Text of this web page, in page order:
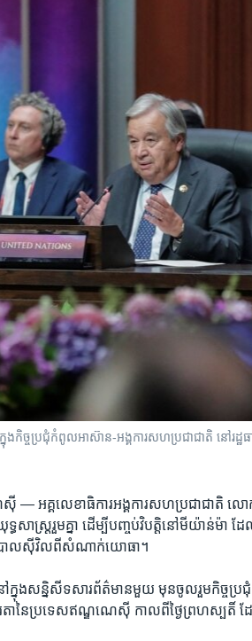
កិច្ចប្រជុំកំពូលអាស៊ាន-អង្គការសហប្រជាជាតិ នៅរដ្ឋ
េស៊ី —អគ្គ​លេខាធិការ​អង្គការ​សហ​ប្រជាជាតិ ​ល
ធសាស្រ្ត​រួម​គ្នា ​ដើម្បី​បញ្ចប់​វិបត្តិ​នៅ​មីយ៉ាន់ម៉ា
ឋាភិបាល​ស៊ីវិល​ពី​សំណាក់​យោធា។​
នៅ​ក្នុង​សន្និសីទ​សារ​ព័ត៌មាន​មួយ ​មុន​ចូលរួម​កិច្ច​ប្
តា​នៃ​ប្រទេស​ឥណ្ឌណេស៊ី ​កាល​ពី​ថ្ងៃ​ព្រហស្បតិ៍​ ដែ